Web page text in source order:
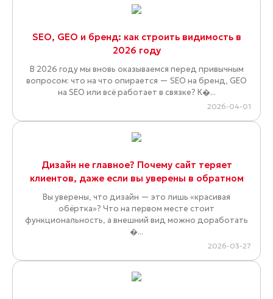
SEO, GEO и бренд: как строить видимость в
2026 году
В 2026 году мы вновь оказываемся перед привычным
вопросом: что на что опирается — SEO на бренд, GEO
на SEO или всё работает в связке? К�...
2026-04-01
Дизайн не главное? Почему сайт теряет
клиентов, даже если вы уверены в обратном
Вы уверены, что дизайн — это лишь «красивая
обёртка»? Что на первом месте стоит
функциональность, а внешний вид можно доработать
�...
2026-03-27